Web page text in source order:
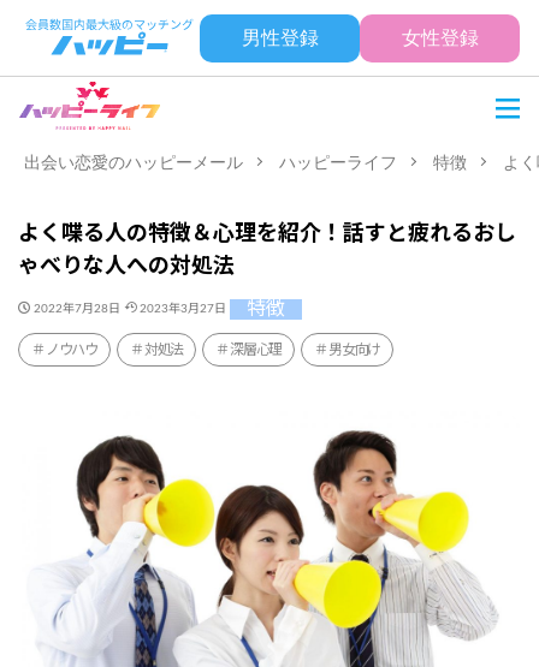
男性登録 女性登録
出会い恋愛のハッピーメール ハッピーライフ 特徴 よ
よく喋る人の特徴＆心理を紹介！話すと疲れるおし
ゃべりな人への対処法
2022年7月28日 2023年3月27日 特徴
ノウハウ 対処法 深層心理 男女向け